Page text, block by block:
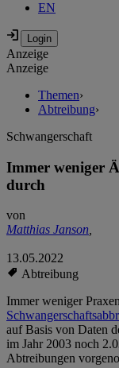
EN
Anzeige
Anzeige
Themen›
Abtreibung›
Schwangerschaft
Immer weniger
durch
von
Matthias Janson,
13.05.2022
Abtreibung
Immer weniger
auf Basis von Daten
im Jahr 2003 noch
Abtreibungen